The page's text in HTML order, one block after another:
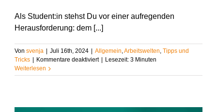
Als Student:in stehst Du vor einer aufregenden
Herausforderung: dem [...]
Von svenja Juli 16th, 2024 Allgemein,Arbeitswelten, Tipps und
Tricks
Kommentare deaktiviertfür
meistern:
Lesezeit: 3 Minuten
Weiterlesen